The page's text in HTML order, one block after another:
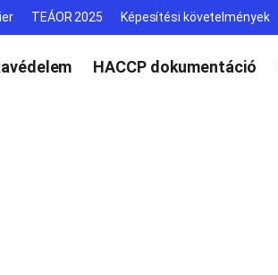
TEÁOR 2025 Képesítési követelmények
HACCP dokumentáció